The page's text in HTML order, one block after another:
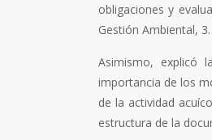
obligaciones y
Gestión Ambiental,
Asimismo, explicó
importancia de los
de la actividad
estructura de la